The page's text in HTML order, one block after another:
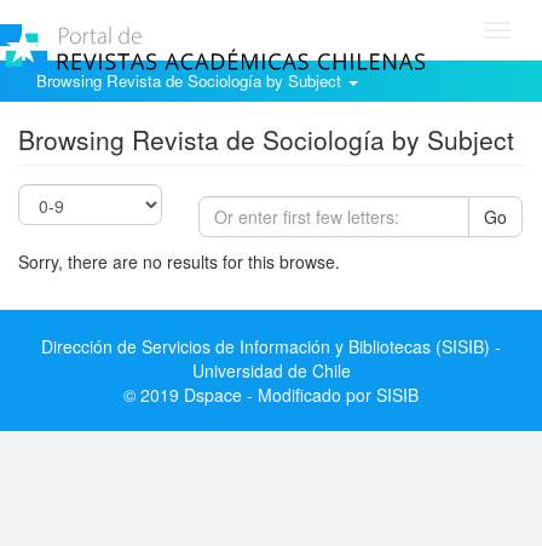
Browsing Revista de Sociología by Subject
Browsing Revista de Sociología by Subject
Go
Sorry, there are no results for this browse.
Dirección de Servicios de Información y Bibliotecas (SISIB) -
Universidad de Chile
© 2019 Dspace - Modificado por SISIB